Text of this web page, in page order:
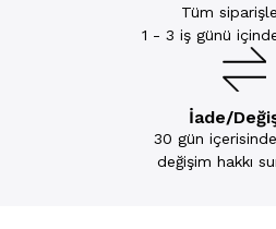
Tüm
1 - 3 iş günü
İade/
30 gün
değişim hakkı